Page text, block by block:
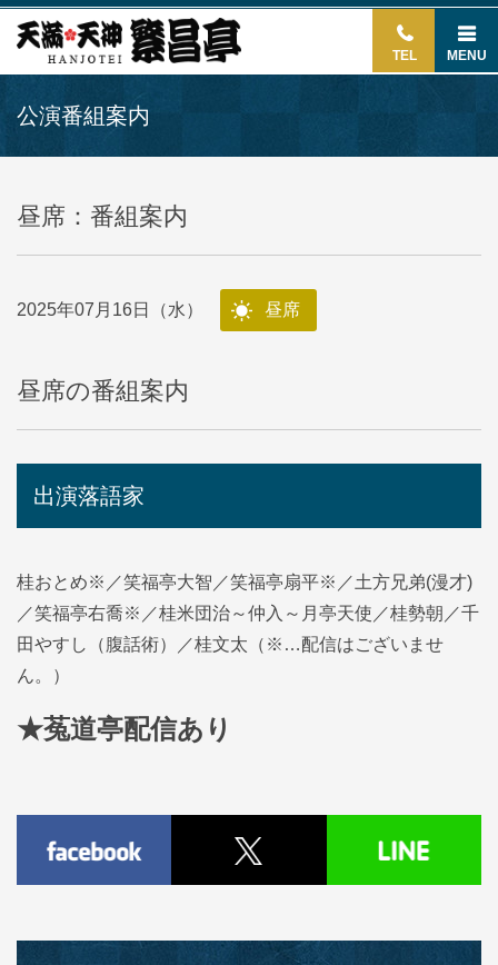
TEL MENU
公演番組案内
昼席：番組案内
2025年07月16日（水） 昼席
昼席の番組案内
出演落語家
桂おとめ※／笑福亭大智／笑福亭扇平※／土方兄弟(漫才)
／笑福亭右喬※／桂米団治～仲入～月亭天使／桂勢朝／千
田やすし（腹話術）／桂文太（※…配信はございませ
ん。）
★菟道亭配信あり